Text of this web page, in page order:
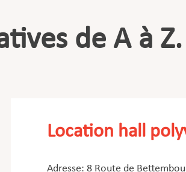
de A à Z.
Location hall
Adresse: 8 Route de